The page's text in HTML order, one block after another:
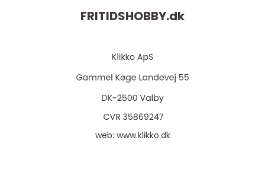
FRITIDSHOBBY.dk
web: www.klikko.dk